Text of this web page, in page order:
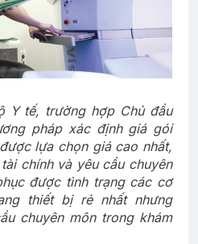
Y tế, trường hợp Chủ đầu
pháp xác định giá gói
lựa chọn giá cao nhất,
chính và yêu cầu chuyên
được tình trạng các cơ
thiết bị rẻ nhất nhưng
chuyên môn trong khám